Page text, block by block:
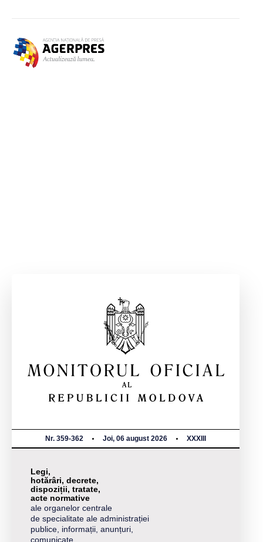
Nr. 359-362 Joi, 06 august 2026 XXXIII
Legi,
hotărâri, decrete,
dispoziții, tratate,
acte normative
ale organelor centrale
de specialitate ale administrației
publice, informații, anunțuri,
comunicate